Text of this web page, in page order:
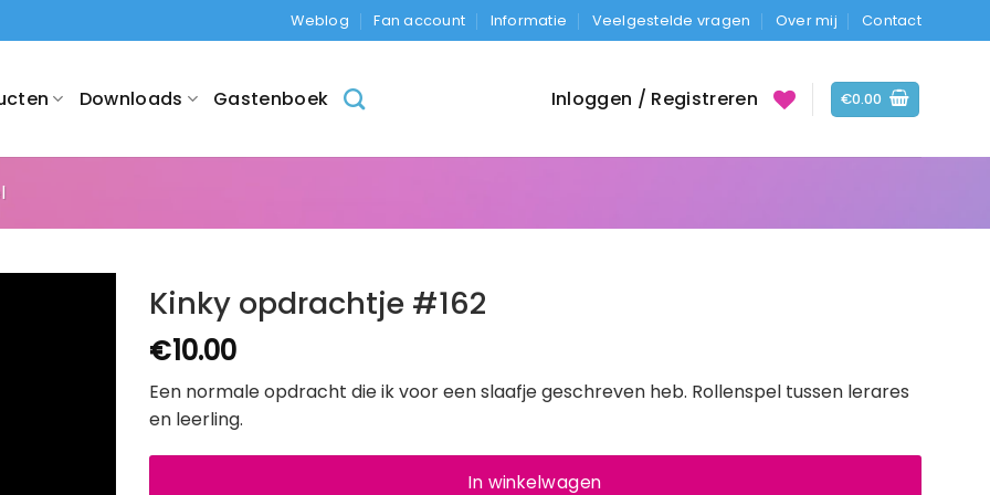
Weblog Fan account Informatie Veelgestelde vragen Over mij Contact
Downloads Gastenboek Inloggen / Registreren €0.00
Kinky opdrachtje #162
€10.00
Een normale opdracht die ik voor een slaafje geschreven heb. Rollenspel tussen lerares
en leerling.
In winkelwagen